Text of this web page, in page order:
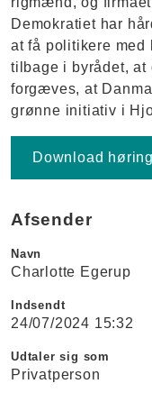
Demokratiet har
at få politikere
tilbage i byrådet, at
forgæves, at
grønne initiativ i
Download
Afsender
Navn
Charlotte Egerup
Indsendt
24/07/2024 15:32
Udtaler sig som
Privatperson